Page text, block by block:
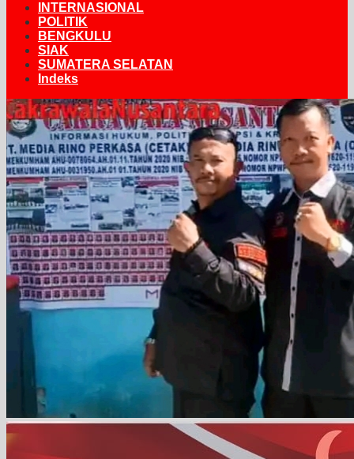
INTERNASIONAL
POLITIK
BENGKULU
SIAK
SUMATERA SELATAN
Indeks